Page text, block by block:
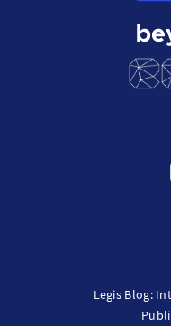
Legis Blog: